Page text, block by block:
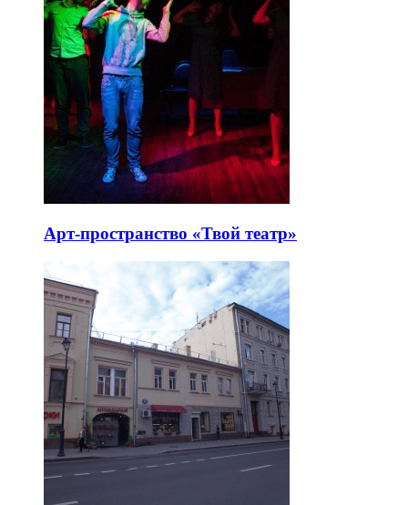
Арт-пространство «Твой театр»